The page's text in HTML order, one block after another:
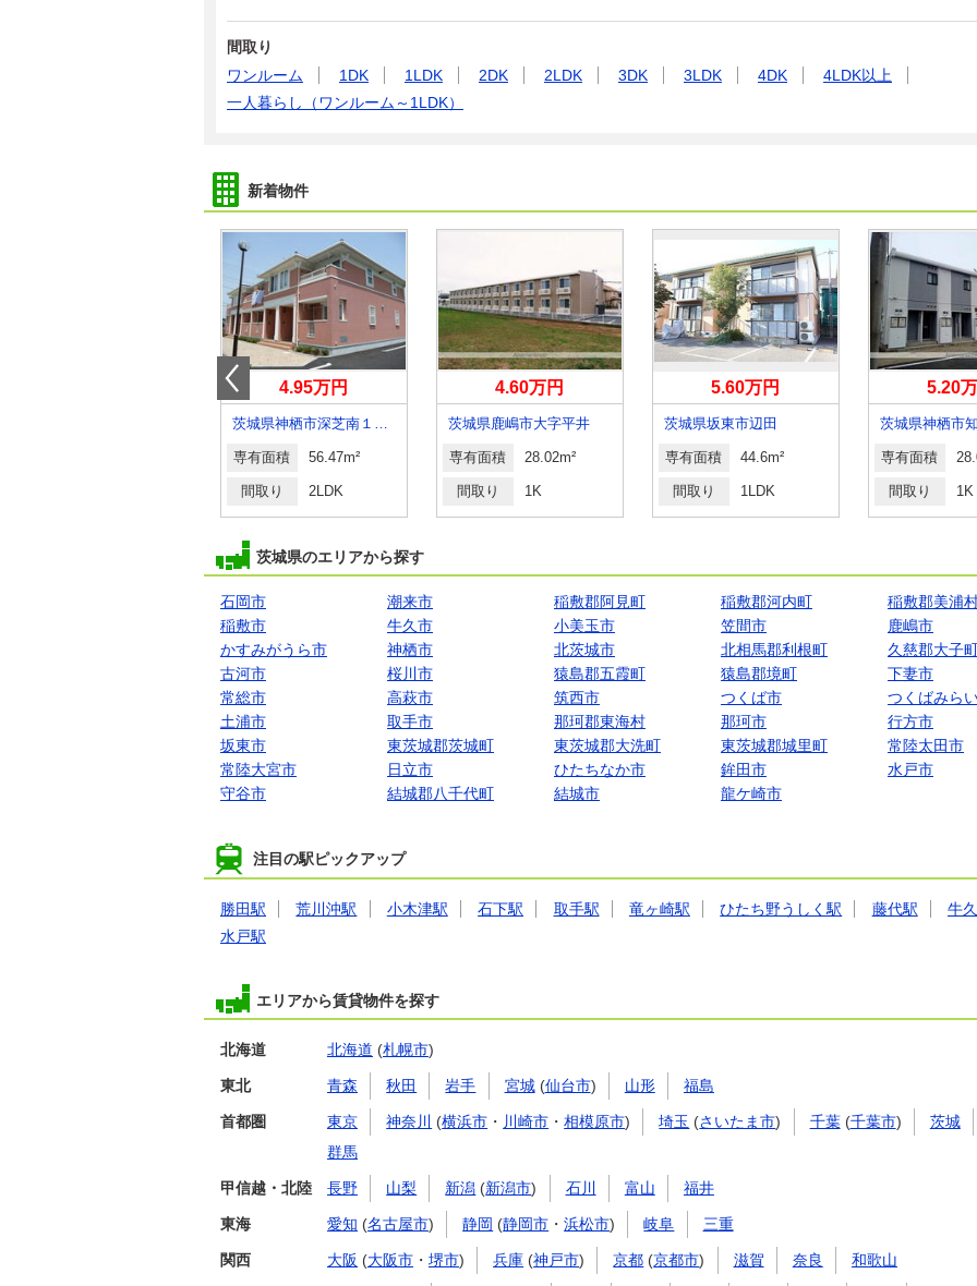
間取り
ワンルーム
1DK 1LDK 2DK 2LDK 3DK 3LDK 4DK
4LDK以上
一人暮らし（ワンルーム～1LDK）
新着物件
4.95万円
茨城県神栖市深芝南１丁目
専有面積 56.47m²
間取り 2LDK
4.60万円
茨城県鹿嶋市大字平井
専有面積 28.02m²
間取り 1K
5.60万円
茨城県坂東市辺田
専有面積 44.6m²
間取り 1LDK
5.20
茨城県神栖市
専有面積
間取り 1K
茨城県のエリアから探す
石岡市 潮来市 稲敷郡阿見町 稲敷郡河内町
稲敷郡美浦
稲敷市
牛久市 小美玉市 笠間市
鹿嶋市
かすみがうら市
神栖市 北茨城市 北相馬郡利根町
久慈郡大子
古河市
桜川市 猿島郡五霞町 猿島郡境町
下妻市
常総市
高萩市 筑西市 つくば市
つくばみら
土浦市
取手市 那珂郡東海村 那珂市
行方市
坂東市
東茨城郡茨城町 東茨城郡大洗町 東茨城郡城里町
常陸太田市
常陸大宮市
日立市 ひたちなか市 鉾田市
水戸市
守谷市
結城郡八千代町 結城市 龍ケ崎市
注目の駅ピックアップ
勝田駅 荒川沖駅 小木津駅 石下駅 取手駅 竜ヶ崎駅 ひたち野うしく駅 藤代駅
牛
水戸駅
エリアから賃貸物件を探す
北海道 北海道 (札幌市)
東北 青森 秋田 岩手 宮城(仙台市) 山形 福島
首都圏 東京 神奈川 (横浜市 ・ 川崎市 ・相模原市) 埼玉 (さいたま市) 千葉(千葉市) 茨城
群馬
甲信越・北陸 長野 山梨 新潟 (新潟市) 石川 富山 福井
東海 愛知 (名古屋市) 静岡 (静岡市 ・浜松市) 岐阜 三重
関西 大阪 (大阪市 ・ 堺市) 兵庫 (神戸市) 京都 (京都市) 滋賀 奈良 和歌山